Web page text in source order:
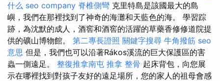
什么 seo company 脊椎側彎 克里特島是該國最大的島
嶼，我們在那裡找到了神奇的海灘和天藍色的海。 學習踪
跡，為沈默的成人，酒窖和酒窖的活躍的草藥香修修道院提
供的礦山博物館。 第二專長證照 關鍵字搜尋 牛角撥筋 seo
意思 但是，我們也可以沿著Rákos溪流的巨大保護區的害
蟲一側遠足。 整復推拿南屯 推拿 整骨 起床背包，向您展
示在哪裡找到對孩子友好的遠足場所，您的家人的祖母會感